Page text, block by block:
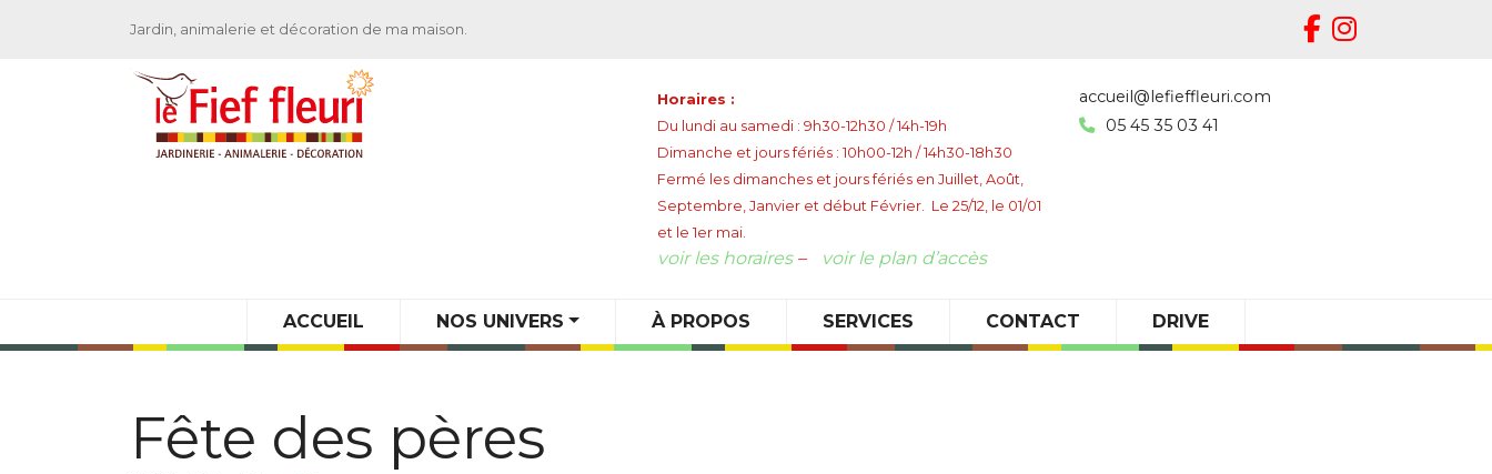
Jardin, animalerie et décoration de ma maison.
Horaires :
Du lundi au samedi : 9h30-12h30 / 14h-19h
Dimanche et jours fériés : 10h00-12h / 14h30-18h30
Fermé les dimanches et jours fériés en Juillet, Août,
Septembre, Janvier et début Février. Le 25/12, le 01/01
et le 1er mai.
voir les horaires– voir le plan d’accès
accueil@lefieffleuri.com
05 45 35 03 41
ACCUEIL NOS UNIVERS À PROPOS SERVICES CONTACT DRIVE
Fête des pères